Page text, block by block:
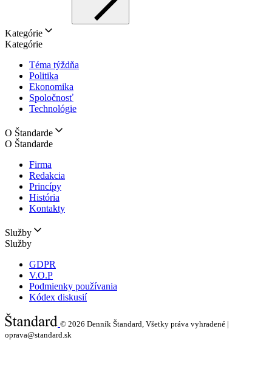
Kategórie
Kategórie
Téma týždňa
Politika
Ekonomika
Spoločnosť
Technológie
O Štandarde
O Štandarde
Firma
Redakcia
Princípy
História
Kontakty
Služby
Služby
GDPR
V.O.P
Podmienky používania
Kódex diskusií
© 2026 Denník Štandard, Všetky práva vyhradené |
oprava@standard.sk